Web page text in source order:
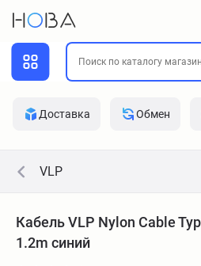
Доставка Обмен
VLP
Кабель VLP Nylon Cable
1.2m синий